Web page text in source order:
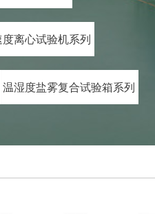
离心试验机系列
温湿度盐雾复合试验箱系列